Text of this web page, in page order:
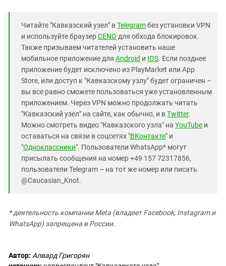
Читайте "Кавказский узел" вTelegramбез установки VPN
и используйте браузерCENO для обхода блокировок.
Также призываем читателей установить наше
мобильное приложение для Android и IOS. Если позднее
приложение будет исключено из PlayMarket или App
Store, или доступ к "Кавказскому узлу" будет ограничен –
вы все равно сможете пользоваться уже установленным
приложением. Через VPN можно продолжать читать
"Кавказский узел" на сайте, как обычно, и вTwitter.
Можно смотреть видео "Кавказского узла" на YouTube и
оставаться на связи в соцсетях "ВКонтакте" и
"Одноклассники". Пользователи WhatsApp* могут
присылать сообщения на номер +49 157 72317856,
пользователи Telegram – на тот же номер или писать
@Caucasian_Knot.
* деятельность компании Meta (владеет Facebook, Instagram и
WhatsApp) запрещена в России.
Автор: Алвард Григорян